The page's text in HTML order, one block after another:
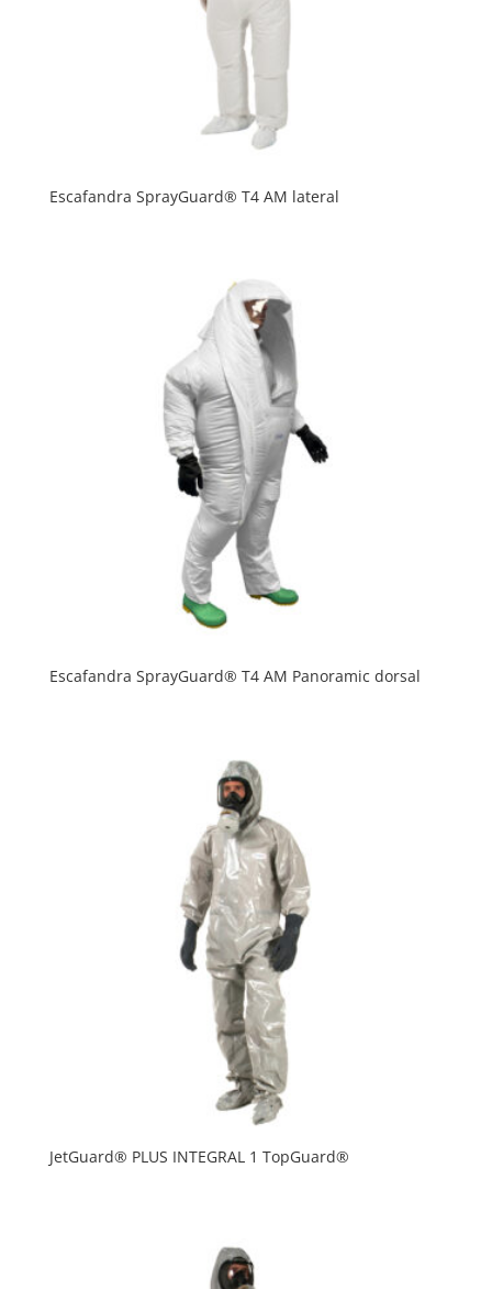
Escafandra SprayGuard® T4 AM lateral
Escafandra SprayGuard® T4 AM Panoramic dorsal
JetGuard® PLUS INTEGRAL 1 TopGuard®